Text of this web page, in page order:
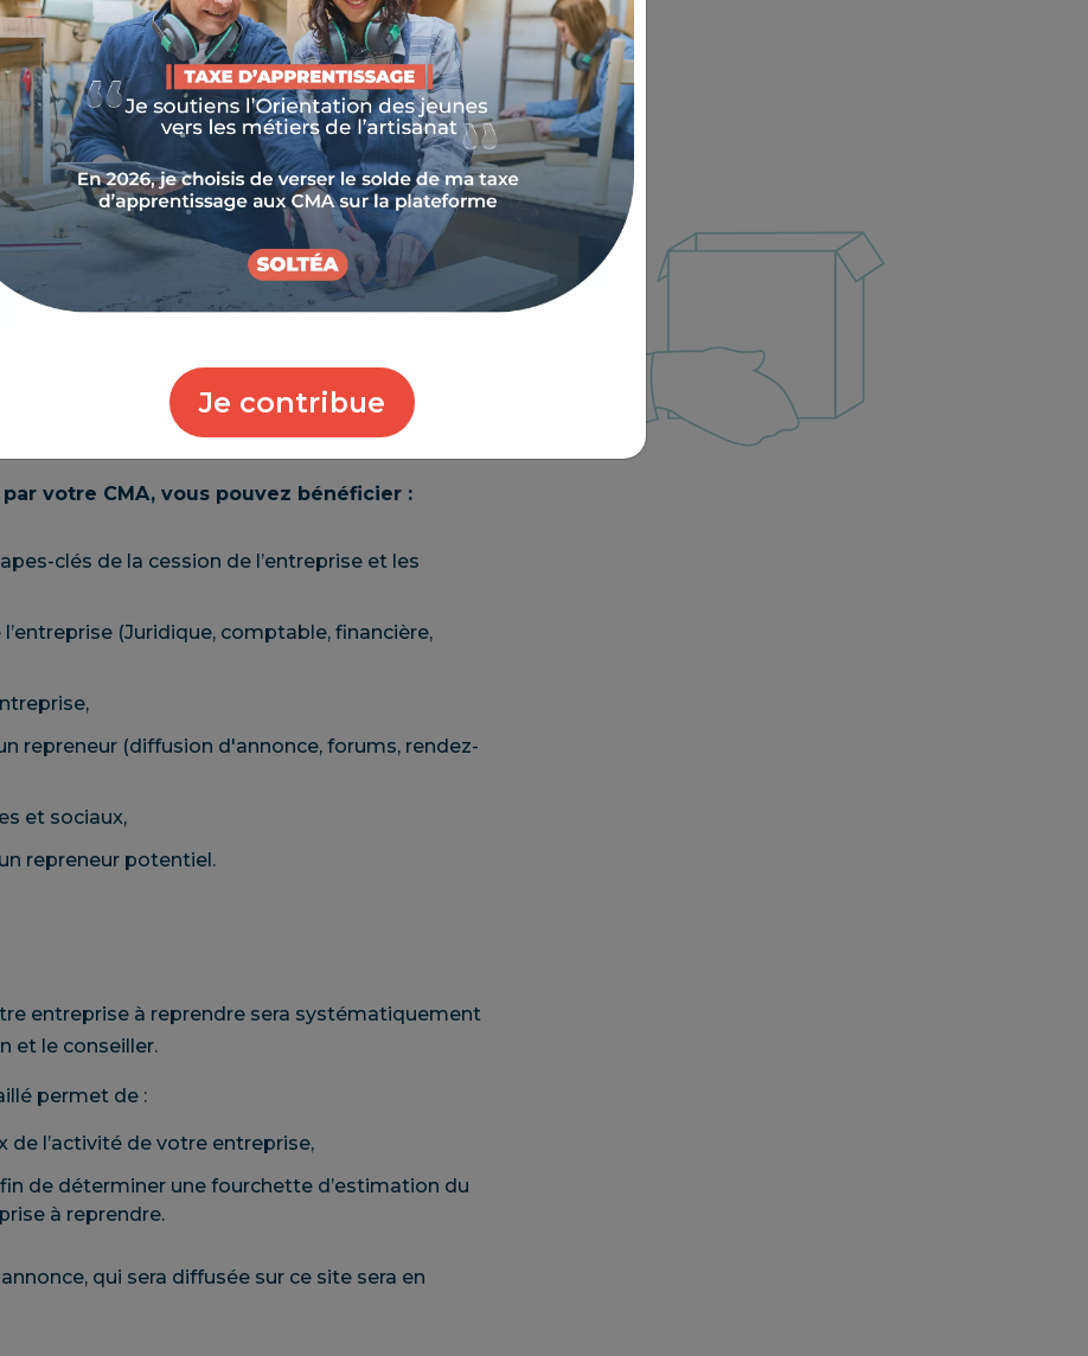
Je contribue
est un moment stratégique dans la vie d’un chef
est bien menée, l’opération peut être
pour le repreneur. Le secret d’une transmission
et cela, jusqu’à 5 années avant !
solutions s'offrent à vous. Votre CMA
à vos valeurs et à votre projet de vie.
accompagnements
votre CMA, vous pouvez bénéficier :
clés de la cession de l’entreprise et les
(Juridique, comptable, financière,
repreneur (diffusion d'annonce, forums, rendez-
et sociaux,
repreneur potentiel.
entreprise à reprendre sera systématiquement
et le conseiller.
permet de :
de l’activité de votre entreprise,
de déterminer une fourchette d’estimation du
à reprendre.
qui sera diffusée sur ce site sera en